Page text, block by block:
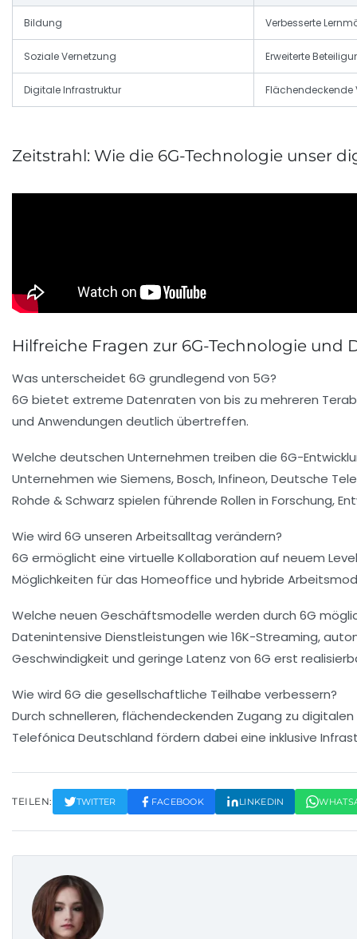
Bildung Verbesserte
Soziale Vernetzung Erweiterte
Digitale Infrastruktur Flächendeckende
Zeitstrahl: Wie die 6G-Technologie unser
Hilfreiche Fragen zur 6G-Technologie
Was unterscheidet 6G grundlegend von 5G?
6G bietet extreme Datenraten von bis zu mehreren
und Anwendungen deutlich übertreffen.
Welche deutschen Unternehmen treiben die 6G-
Unternehmen wie Siemens, Bosch, Infineon, Deutsche
Rohde & Schwarz spielen führende Rollen in Forschung,
Wie wird 6G unseren Arbeitsalltag verändern?
6G ermöglicht eine virtuelle Kollaboration auf neuem
Möglichkeiten für das Homeoffice und hybride
Welche neuen Geschäftsmodelle werden durch 6G
Datenintensive Dienstleistungen wie 16K-Streaming,
Geschwindigkeit und geringe Latenz von 6G erst
Wie wird 6G die gesellschaftliche Teilhabe verbessern?
Durch schnelleren, flächendeckenden Zugang zu
Telefónica Deutschland fördern dabei eine inklusive
TEILEN: TWITTER FACEBOOK LINKEDIN